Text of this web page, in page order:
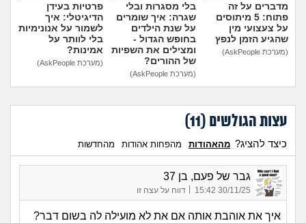
מדברים על זה
פתוח: 5 מיתוסים
על צעצועי מין
שהגיע הזמן לנפץ
(מערכת AskPeople)
בלי מסגרות ובלי
שגרה: איך שומרים
על שנת הילדים
בחופש הגדול -
ומצילים את השפיות
של ההורים?
(מערכת AskPeople)
פרטיות בעידן
הדיגיטלי: איך
לשמור על אנונימיות
בלי לוותר על
אמינות?
(מערכת AskPeople)
עצות הגולשים (11
)
כיצד להציג? מהאהודות מהפחות אהודות מהחדשות
גבר של פעם, בן 37
30/11/25 15:42 דווח על עצה זו
איך את אוהבת אותה אם את לא מועילה לה בשום דבר?